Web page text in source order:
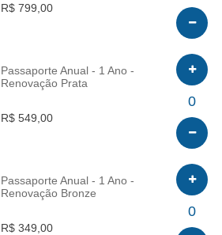
R$ 799,00
Passaporte Anual - 1 Ano -
Renovação Prata
R$ 549,00
0
Passaporte Anual - 1 Ano -
Renovação Bronze
R$ 349,00
0